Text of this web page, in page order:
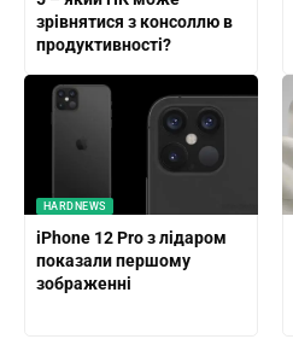
зрівнятися з консоллю в
продуктивності?
HARDNEWS
iPhone 12 Pro з лідаром
показали першому
зображенні